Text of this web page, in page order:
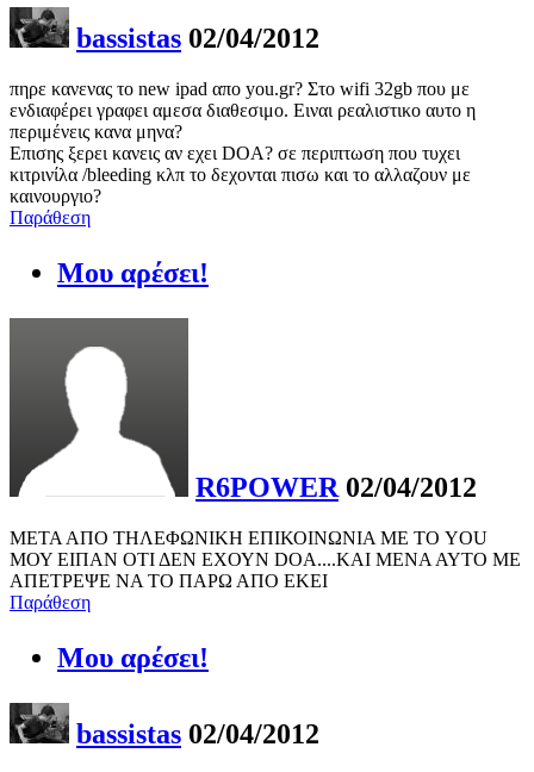
bassistas 02/04/2012
πηρε κανενας το new ipad απο you.gr? Στο wifi 32gb που με
ενδιαφέρει γραφει αμεσα διαθεσιμο. Ειναι ρεαλιστικο αυτο η
περιμένεις κανα μηνα?
Επισης ξερει κανεις αν εχει DOA? σε περιπτωση που τυχει
κιτρινίλα /bleeding κλπ το δεχονται πισω και το αλλαζουν με
καινουργιο?
Παράθεση
Μου αρέσει!
R6POWER 02/04/2012
META AΠΟ ΤΗΛΕΦΩΝΙΚΗ ΕΠΙΚΟΙΝΩΝΙΑ ΜΕ ΤΟ YOU
ΜΟΥ ΕΙΠΑΝ ΟΤΙ ΔΕΝ ΕΧΟΥΝ DOA....ΚΑΙ ΜΕΝΑ ΑΥΤΟ ΜΕ
ΑΠΕΤΡΕΨΕ ΝΑ ΤΟ ΠΑΡΩ ΑΠΟ ΕΚΕΙ
Παράθεση
Μου αρέσει!
bassistas 02/04/2012